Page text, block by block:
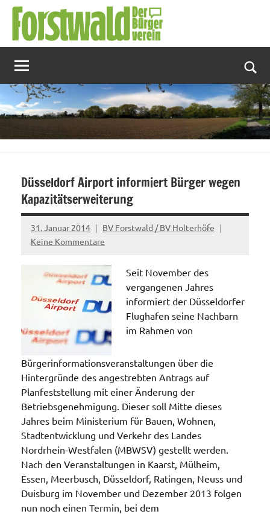
Zum
Inhalt
springen
Düsseldorf Airport informiert Bürger wegen
Kapazitätserweiterung
31. Januar 2014
BV Forstwald / BV Holterhöfe
Keine Kommentare
Seit November des
vergangenen Jahres
informiert der Düsseldorfer
Flughafen seine Nachbarn
im Rahmen von
Bürgerinformationsveranstaltungen über die
Hintergründe des angestrebten Antrags auf
Planfeststellung mit einer Änderung der
Betriebsgenehmigung. Dieser soll Mitte dieses
Jahres beim Ministerium für Bauen, Wohnen,
Stadtentwicklung und Verkehr des Landes
Nordrhein-Westfalen (MBWSV) gestellt werden.
Nach den Veranstaltungen in Kaarst, Mülheim,
Essen, Meerbusch, Düsseldorf, Ratingen, Neuss und
Duisburg im November und Dezember 2013 folgen
nun noch einen Termin, bei dem